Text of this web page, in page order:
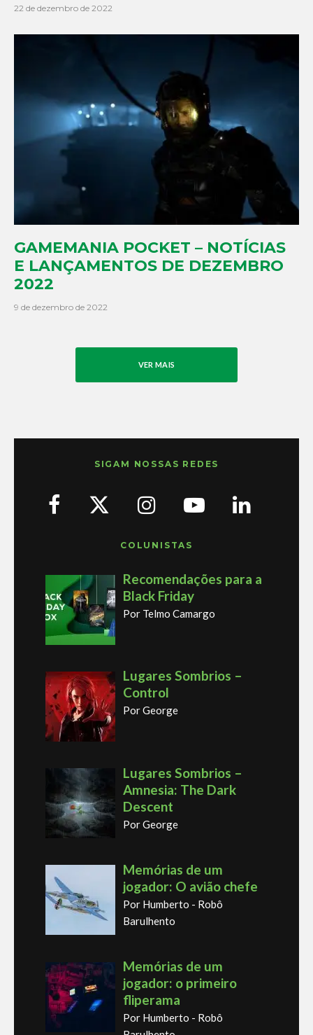
22 de dezembro de 2022
GAMEMANIA POCKET – NOTÍCIAS
E LANÇAMENTOS DE DEZEMBRO
2022
9 de dezembro de 2022
VER MAIS
SIGAM NOSSAS REDES
COLUNISTAS
Recomendações para a
Black Friday
Por Telmo Camargo
Lugares Sombrios –
Control
Por George
Lugares Sombrios –
Amnesia: The Dark
Descent
Por George
Memórias de um
jogador: O avião chefe
Por Humberto - Robô
Barulhento
Memórias de um
jogador: o primeiro
fliperama
Por Humberto - Robô